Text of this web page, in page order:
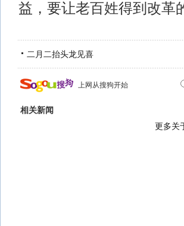
益，要让老百姓得到改革
二月二抬头龙见喜
上网从搜狗开始
相关新闻
更多关